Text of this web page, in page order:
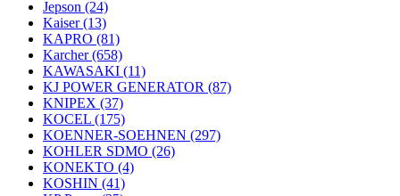
Jepson (24)
Kaiser(13)
KAPRO (81)
Karcher(658)
KAWASAKI (11)
KJ POWER GENERATOR (87)
KNIPEX (37)
KOCEL (175)
KOENNER-SOEHNEN (297)
KOHLER SDMO (26)
KONEKTO (4)
KOSHIN (41)